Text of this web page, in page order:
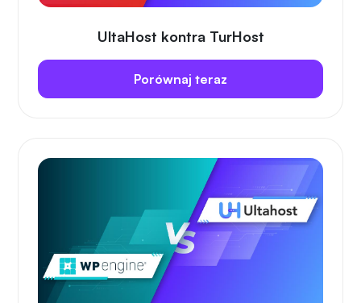
UltaHost kontra TurHost
Porównaj teraz